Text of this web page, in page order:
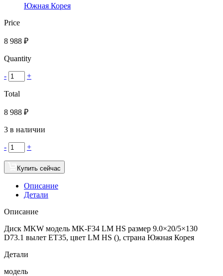
Южная Корея
Price
8 988 ₽
Quantity
- +
Total
8 988 ₽
3 в наличии
- +
Купить сейчас
Описание
Детали
Описание
Диск MKW модель MK-F34 LM HS размер 9.0×20/5×130
D73.1 вылет ET35, цвет LM HS (), страна Южная Корея
Детали
модель